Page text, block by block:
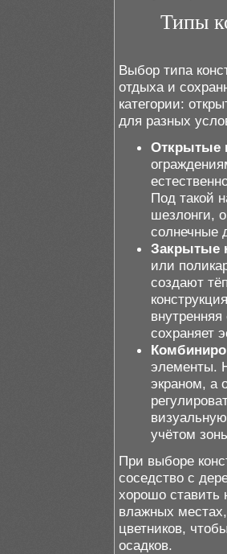
Типы
Выбор типа
отдыха и
категории:
для разных
Открытые
Под такой
шезлонги,
солнечные
Закрытые
или
создают
сохраняет
элементы.
экраном, а
учётом
При выборе
соседство с
хорошо ставить
влажных
цветников,
осадков.